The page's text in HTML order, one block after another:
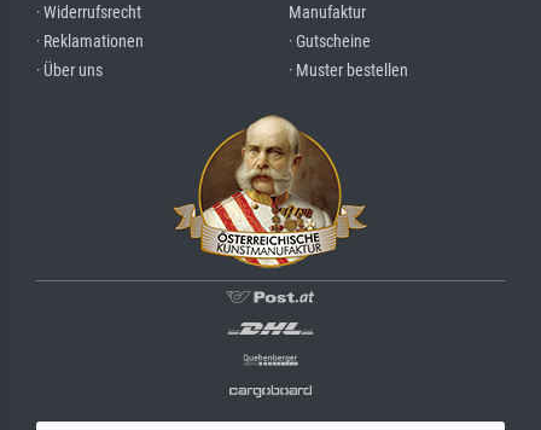
· Widerrufsrecht
· Reklamationen
· Über uns
Manufaktur
· Gutscheine
· Muster bestellen